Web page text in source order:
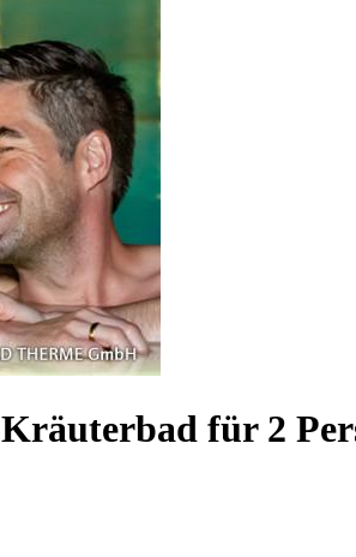
für 2